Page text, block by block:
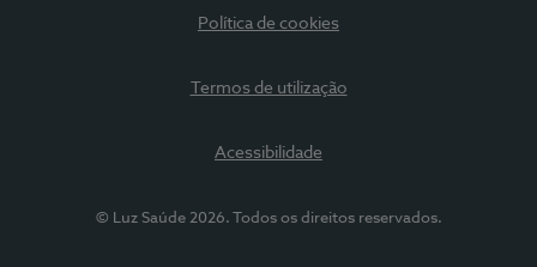
Política de cookies
Termos de utilização
Acessibilidade
© Luz Saúde 2026. Todos os direitos reservados.